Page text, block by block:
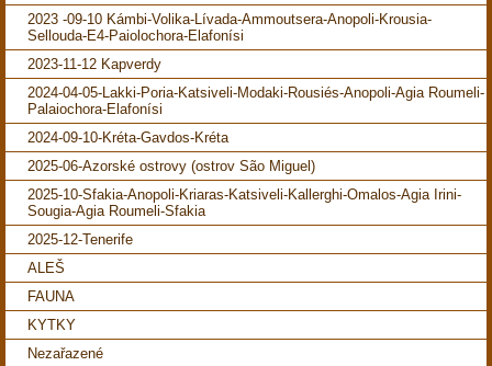
2023 -09-10 Kámbi-Volika-Lívada-Ammoutsera-Anopoli-Krousia-
Sellouda-E4-Paiolochora-Elafonísi
2023-11-12 Kapverdy
2024-04-05-Lakki-Poria-Katsiveli-Modaki-Rousiés-Anopoli-Agia Roumeli-
Palaiochora-Elafonísi
2024-09-10-Kréta-Gavdos-Kréta
2025-06-Azorské ostrovy (ostrov São Miguel)
2025-10-Sfakia-Anopoli-Kriaras-Katsiveli-Kallerghi-Omalos-Agia Irini-
Sougia-Agia Roumeli-Sfakia
2025-12-Tenerife
ALEŠ
FAUNA
KYTKY
Nezařazené